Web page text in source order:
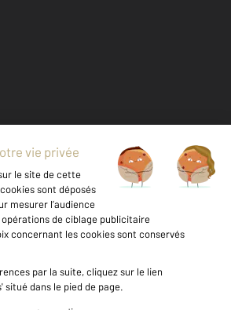
& CGU et Barèmes d'honoraires
personnelles
des cookies
autour de JULLOUVILLE (50610)